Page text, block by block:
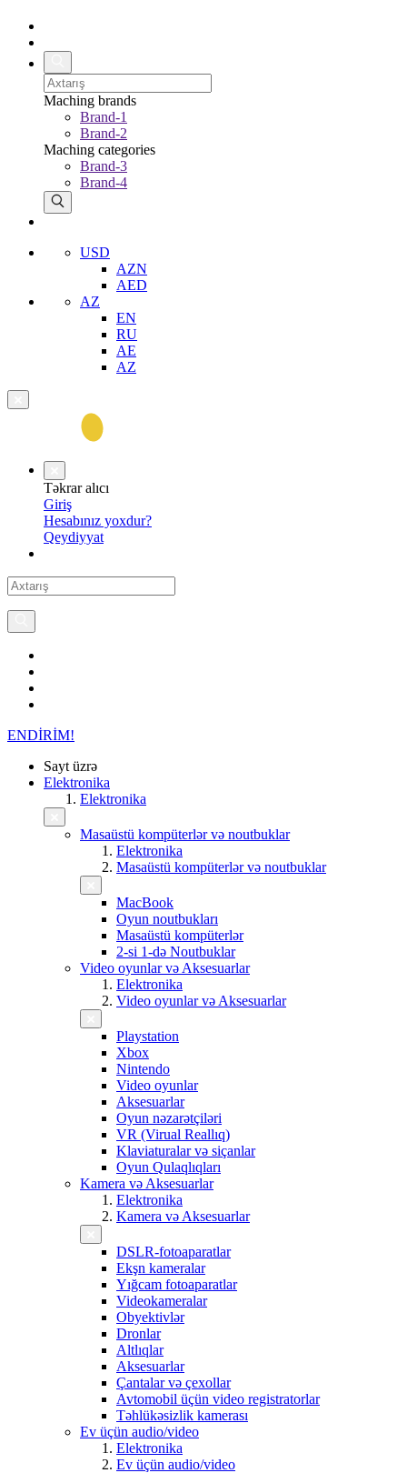
Maching brands
Brand-1
Brand-2
Maching categories
Brand-3
Brand-4
USD
AZN
AED
AZ
EN
RU
AE
AZ
Təkrar alıcı
Giriş
Hesabınız yoxdur?
Qeydiyyat
ENDİRİM!
Sayt üzrə
Elektronika
Elektronika
Masaüstü kompüterlər və noutbuklar
Elektronika
Masaüstü kompüterlər və noutbuklar
MacBook
Oyun noutbukları
Masaüstü kompüterlər
2-si 1-də Noutbuklar
Video oyunlar və Aksesuarlar
Elektronika
Video oyunlar və Aksesuarlar
Playstation
Xbox
Nintendo
Video oyunlar
Aksesuarlar
Oyun nəzarətçiləri
VR (Virual Reallıq)
Klaviaturalar və siçanlar
Oyun Qulaqlıqları
Kamera və Aksesuarlar
Elektronika
Kamera və Aksesuarlar
DSLR-fotoaparatlar
Ekşn kameralar
Yığcam fotoaparatlar
Videokameralar
Obyektivlər
Dronlar
Altlıqlar
Aksesuarlar
Çantalar və çexollar
Avtomobil üçün video registratorlar
Təhlükəsizlik kamerası
Ev üçün audio/video
Elektronika
Ev üçün audio/video